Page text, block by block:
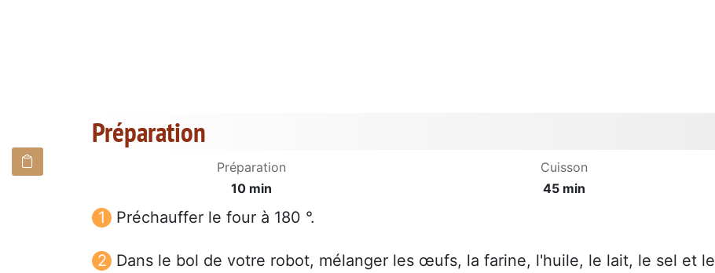
Préparation
Préparation
10 min
Cuisson
45 min
Préchauffer le four à 180 °.
Dans le bol de votre robot, mélanger les œufs, la farine, l'huile, le lait, le sel et le